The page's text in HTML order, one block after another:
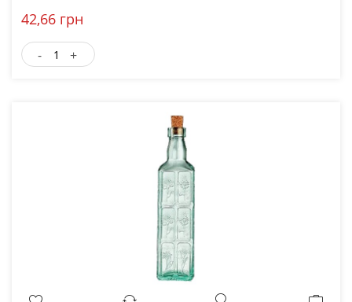
42,66 грн
- +